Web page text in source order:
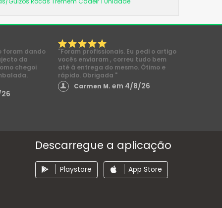
foram dando
da
chegoi
"Foram profissionais. Eu pedi o artigo
vocês enviaram , correu tudo bem
até á entrega do mesmo. Ótimo e
rápido. Obrigada "
Carmen M. em 4/8/26
Descarregue a aplicação
Playstore App Store